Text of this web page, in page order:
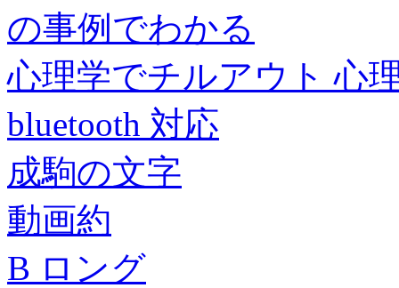
の事例でわかる
心理学でチルアウト 心
bluetooth 対応
成駒の文字
動画約
B ロング